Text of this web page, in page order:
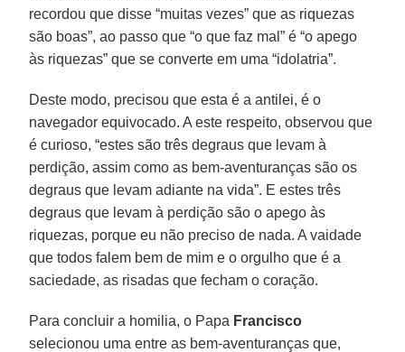
recordou que disse “muitas vezes” que as riquezas
são boas”, ao passo que “o que faz mal” é “o apego
às riquezas” que se converte em uma “idolatria”.
Deste modo, precisou que esta é a antilei, é o
navegador equivocado. A este respeito, observou que
é curioso, “estes são três degraus que levam à
perdição, assim como as bem-aventuranças são os
degraus que levam adiante na vida”. E estes três
degraus que levam à perdição são o apego às
riquezas, porque eu não preciso de nada. A vaidade
que todos falem bem de mim e o orgulho que é a
saciedade, as risadas que fecham o coração.
Para concluir a homilia, o Papa Francisco
selecionou uma entre as bem-aventuranças que,